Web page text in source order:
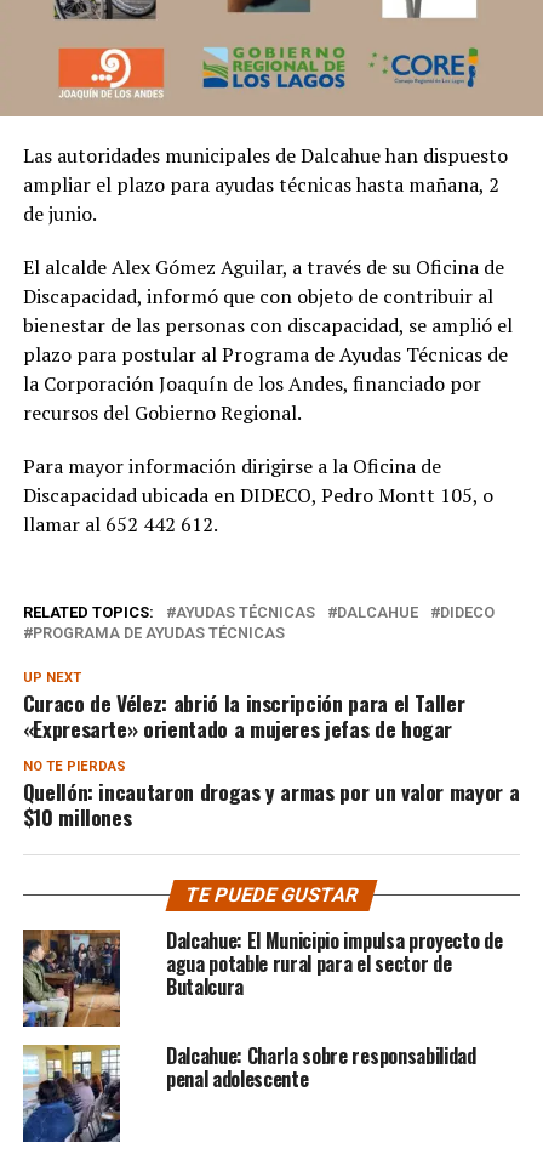
Las autoridades municipales de Dalcahue han dispuesto
ampliar el plazo para ayudas técnicas hasta mañana, 2
de junio.
El alcalde Alex Gómez Aguilar, a través de su Oficina de
Discapacidad, informó que con objeto de contribuir al
bienestar de las personas con discapacidad, se amplió el
plazo para postular al Programa de Ayudas Técnicas de
la Corporación Joaquín de los Andes, financiado por
recursos del Gobierno Regional.
Para mayor información dirigirse a la Oficina de
Discapacidad ubicada en DIDECO, Pedro Montt 105, o
llamar al 652 442 612.
RELATED TOPICS: AYUDAS TÉCNICAS DALCAHUE
DIDECO
PROGRAMA DE AYUDAS TÉCNICAS
UP NEXT
Curaco de Vélez: abrió la inscripción para el Taller
«Expresarte» orientado a mujeres jefas de hogar
NO TE PIERDAS
Quellón: incautaron drogas y armas por un valor mayor a
$10 millones
TE PUEDE GUSTAR
Dalcahue: El Municipio impulsa proyecto de
agua potable rural para el sector de
Butalcura
Dalcahue: Charla sobre responsabilidad
penal adolescente